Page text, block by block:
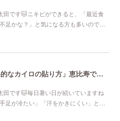
田です🐱ニキビができると、「最近食
足かな？」と気になる方も多いので…
「代謝アップならここ！効果的なカイロの貼り方」恵比寿で口コミNo 1美容鍼灸ならmeilong
田です🐱毎日暑い日が続いていますね
足が冷たい」「汗をかきにくい」と…